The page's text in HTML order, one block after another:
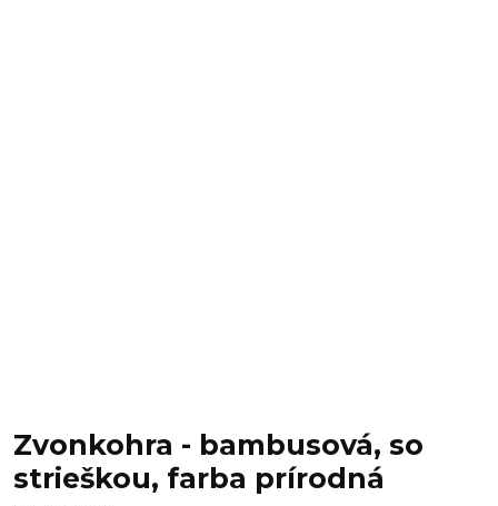
Zvonkohra - bambusová, so
strieškou, farba prírodná